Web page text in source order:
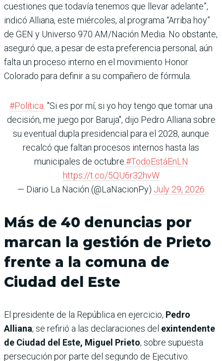
cuestiones que todavía tenemos que llevar adelante”,
indicó Alliana, este miércoles, al programa “Arriba hoy”
de GEN y Universo 970 AM/Nación Media. No obstante,
aseguró que, a pesar de esta preferencia personal, aún
falta un proceso interno en el movimiento Honor
Colorado para definir a su compañero de fórmula.
#Política . "Si es por mí, si yo hoy tengo que tomar una
decisión, me juego por Baruja", dijo Pedro Alliana sobre
su eventual dupla presidencial para el 2028, aunque
recalcó que faltan procesos internos hasta las
municipales de octubre.#TodoEstáEnLN
https://t.co/5QU6r32hvW
— Diario La Nación (@LaNacionPy) July 29, 2026
Más de 40 denuncias por
marcan la gestión de Prieto
frente a la comuna de
Ciudad del Este
El presidente de la República en ejercicio, Pedro
Alliana, se refirió a las declaraciones del exintendente
de Ciudad del Este, Miguel Prieto, sobre supuesta
persecución por parte del segundo de Ejecutivo.